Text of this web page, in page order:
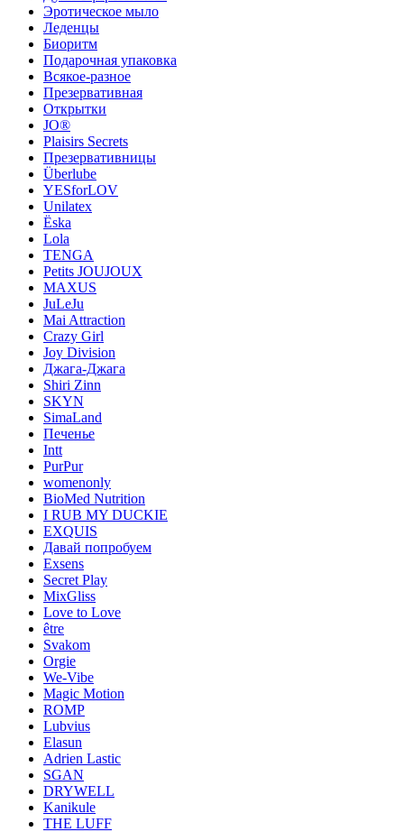
Эротическое мыло
Леденцы
Биоритм
Подарочная упаковка
Всякое-разное
Презервативная
Открытки
JO®
Plaisirs Secrets
Презервативницы
Überlube
YESforLOV
Unilatex
Ёska
Lola
TENGA
Petits JOUJOUX
MAXUS
JuLeJu
Mai Attraction
Crazy Girl
Joy Division
Джага-Джага
Shiri Zinn
SKYN
SimaLand
Печенье
Intt
PurPur
womenonly
BioMed Nutrition
I RUB MY DUCKIE
EXQUIS
Давай попробуем
Exsens
Secret Play
MixGliss
Love to Love
être
Svakom
Orgie
We-Vibe
Magic Motion
ROMP
Lubvius
Elasun
Adrien Lastic
SGAN
DRYWELL
Kanikule
THE LUFF